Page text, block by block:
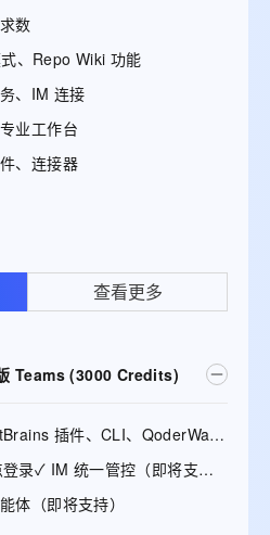
数
、Repo Wiki 功能
、IM 连接
业工作台
、连接器
查看更多
Teams (3000 Credits)
体（即将支持）